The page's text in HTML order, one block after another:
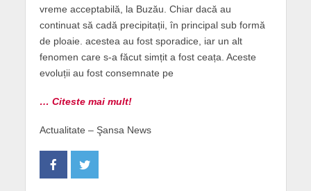
vreme acceptabilă, la Buzău. Chiar dacă au
continuat să cadă precipitații, în principal sub formă
de ploaie. acestea au fost sporadice, iar un alt
fenomen care s-a făcut simțit a fost ceața. Aceste
evoluții au fost consemnate pe
… Citeste mai mult!
Actualitate – Şansa News